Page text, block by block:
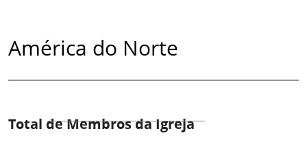
América do Norte
Total de Membros da Igreja